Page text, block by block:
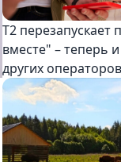
Т2
вместе" – теперь
других операторов